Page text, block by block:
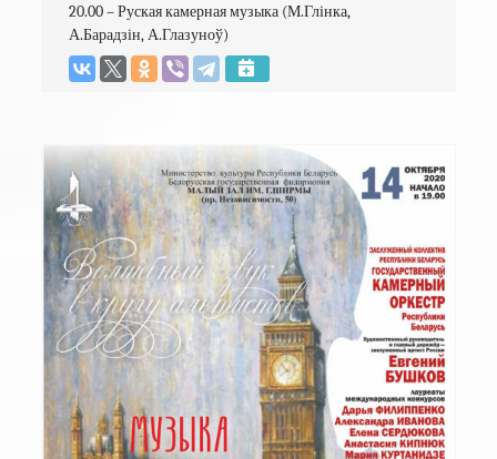
20.00 – Руская камерная музыка (М.Глінка,
А.Барадзін, А.Глазуноў)